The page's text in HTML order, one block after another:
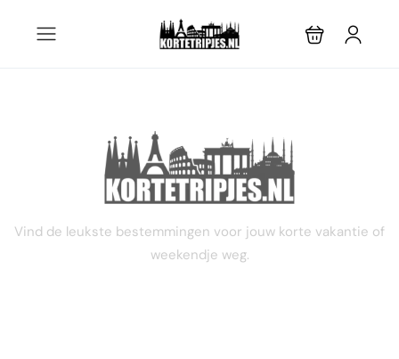
STEL JE EIGEN TRIP SAMEN
Vind de leukste bestemmingen voor jouw korte vakantie of
weekendje weg.